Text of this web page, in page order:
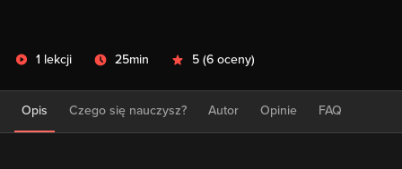
1 lekcji 25min 5 (6 oceny)
Opis Czego się nauczysz? Autor Opinie FAQ